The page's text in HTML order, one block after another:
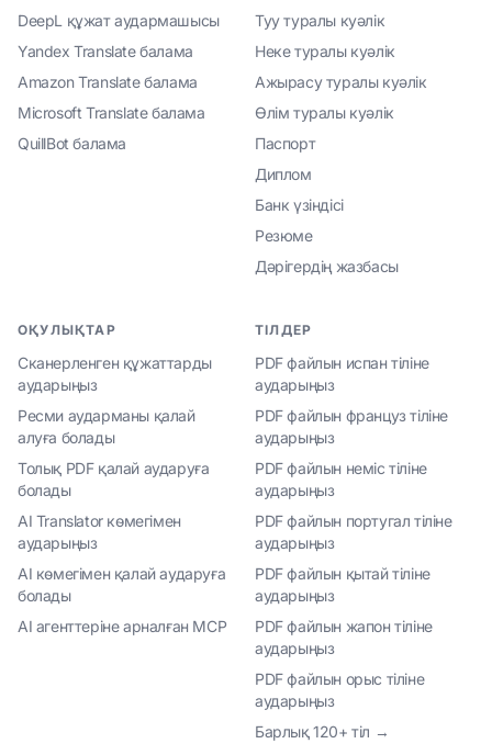
DeepL құжат аудармашысы
Yandex Translate балама
Amazon Translate балама
Microsoft Translate балама
QuillBot балама
Туу туралы куәлік
Неке туралы куәлік
Ажырасу туралы куәлік
Өлім туралы куәлік
Паспорт
Диплом
Банк үзіндісі
Резюме
Дәрігердің жазбасы
ОҚУЛЫҚТАР
Сканерленген құжаттарды
аударыңыз
Ресми аударманы қалай
алуға болады
Толық PDF қалай аударуға
болады
AI Translator көмегімен
аударыңыз
AI көмегімен қалай аударуға
болады
AI агенттеріне арналған MCP
ТІЛДЕР
PDF файлын испан тіліне
аударыңыз
PDF файлын француз тіліне
аударыңыз
PDF файлын неміс тіліне
аударыңыз
PDF файлын португал тіліне
аударыңыз
PDF файлын қытай тіліне
аударыңыз
PDF файлын жапон тіліне
аударыңыз
PDF файлын орыс тіліне
аударыңыз
Барлық 120+ тіл →